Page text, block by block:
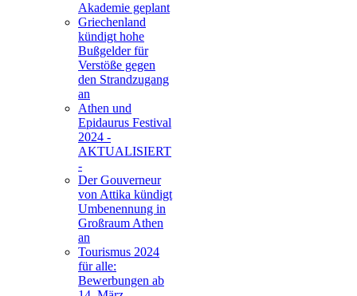
Akademie geplant
Griechenland
kündigt hohe
Bußgelder für
Verstöße gegen
den Strandzugang
an
Athen und
Epidaurus Festival
2024 -
AKTUALISIERT
-
Der Gouverneur
von Attika kündigt
Umbenennung in
Großraum Athen
an
Tourismus 2024
für alle:
Bewerbungen ab